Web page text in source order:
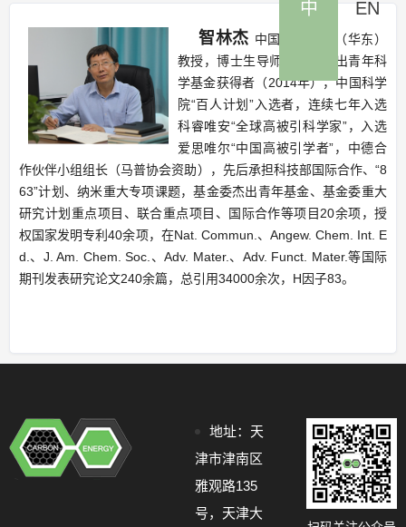
中 EN
智林杰 中国石油大学（华东）
教授，博士生导师，国家杰出青年科
学基金获得者（2014年），中国科学
院“百人计划” 入选者，连续七年入选
科睿唯安“全球高被引科学家”，入选
爱思唯尔“中国高被引学者”，中德合
作伙伴小组组长（马普协会资助），先后承担科技部国际合作、 “8
63”计划、纳米重大专项课题，基金委杰出青年基金、基金委重大
研究计划重点项目、联合重点项目、国际合作等项目 20余项，授
权国家发明专利40余项，在Nat. Commun. 、 Angew. Chem. Int. E
d. 、 J. Am. Chem. Soc. 、Adv. Mater. 、 Adv. Funct. Mater.等国际
期刊发表研究论文240余篇，总引用34000余次， H因子83。
地址：天
津市津南区
雅观路135
号，天津大